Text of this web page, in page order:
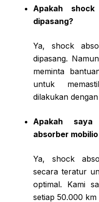
Apakah
dipasang?
Ya, shock
dipasang.
meminta
untuk
dilakukan
Apakah
absorber
Ya, shock
secara teratur
optimal. Kami
setiap 50.000